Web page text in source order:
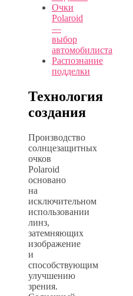
Очки
Polaroid
—
выбор
автомобилиста
Распознание
подделки
Технология
создания
Производство
солнцезащитных
очков
Polaroid
основано
на
исключительном
использовании
линз,
затемняющих
изображение
и
способствующим
улучшению
зрения.